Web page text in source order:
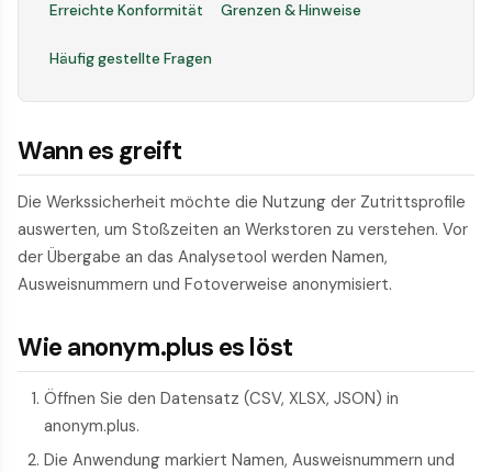
Erreichte Konformität Grenzen & Hinweise
Häufig gestellte Fragen
Wann es greift
Die Werkssicherheit möchte die Nutzung der Zutritts­profile
auswerten, um Stoßzeiten an Werkstoren zu verstehen. Vor
der Übergabe an das Analysetool werden Namen,
Ausweisnummern und Foto­verweise anonymisiert.
Wie anonym.plus es löst
Öffnen Sie den Datensatz (CSV, XLSX, JSON) in
anonym.plus.
Die Anwendung markiert Namen, Ausweisnummern und